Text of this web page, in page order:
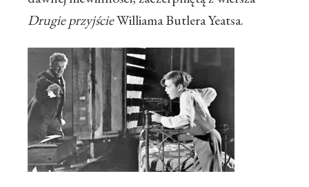
Drugie przyjścieWilliama Butlera Yeatsa.